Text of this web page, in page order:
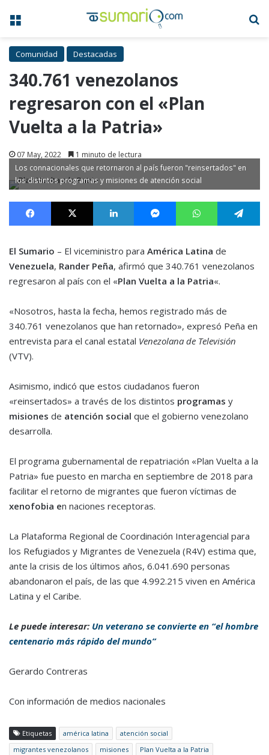
Menú
Comunidad Destacadas
340.761 venezolanos
regresaron con el «Plan
Vuelta a la Patria»
07 May, 2022 1 minuto de lectura
Los connacionales que retornaron al país fueron "reinsertados" en
los distintos programas y misiones de atención social
Facebook X LinkedIn MessengerWhatsApp
El Sumario – El viceministro para América Latina de
Venezuela, Rander Peña, afirmó que 340.761 venezolanos
regresaron al país con el «Plan Vuelta a la Patria«.
«Nosotros, hasta la fecha, hemos registrado más de
340.761 venezolanos que han retornado», expresó Peña en
entrevista para el canal estatal Venezolana de Televisión
(VTV).
Asimismo, indicó que estos ciudadanos fueron
«reinsertados» a través de los distintos programas y
misiones de atención social que el gobierno venezolano
desarrolla.
El programa gubernamental de repatriación «Plan Vuelta a la
Patria» fue puesto en marcha en septiembre de 2018 para
facilitar el retorno de migrantes que fueron víctimas de
xenofobia en naciones receptoras.
La Plataforma Regional de Coordinación Interagencial para
los Refugiados y Migrantes de Venezuela (R4V) estima que,
ante la crisis de los últimos años, 6.041.690 personas
abandonaron el país, de las que 4.992.215 viven en América
Latina y el Caribe.
Le puede interesar: Un veterano se convierte en “el hombre
centenario más rápido del mundo”
Gerardo Contreras
Con información de medios nacionales
Etiquetas américa latina
atención social
migrantes venezolanos
misiones
Plan Vuelta a la Patria